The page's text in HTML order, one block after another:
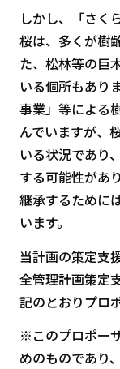
しかし、「さく
桜は、多くが樹
た、松林等の巨
いる個所もあり
事業」等による
んでいますが、
いる状況であり
する可能性があ
継承するために
います。
当計画の策定支
全管理計画策定
記のとおりプロ
※このプロポー
めのものであり